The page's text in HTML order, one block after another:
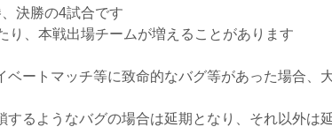
決勝の4試合です
、本戦出場チームが増えることがあります
ートマッチ等に致命的なバグ等があった場合、
るようなバグの場合は延期となり、それ以外は